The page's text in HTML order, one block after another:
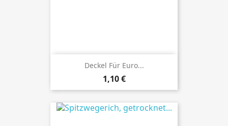
Deckel Für Euro...
Preis
1,10 €